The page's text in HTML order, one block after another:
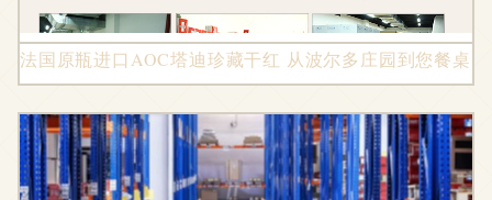
法国原瓶进口AOC塔迪珍藏干红 从波尔多庄园到您餐桌